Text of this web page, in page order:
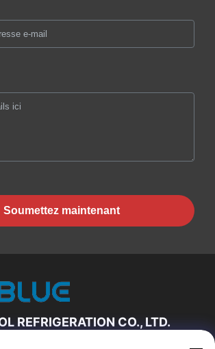
Soumettez maintenant
REFRIGERATION CO., LTD.